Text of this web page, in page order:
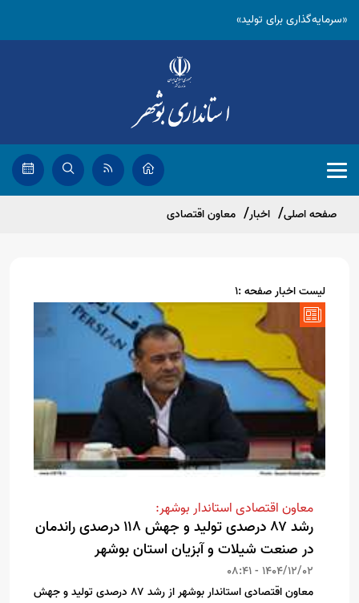
«سرمایه‌گذاری برای تولید»
صفحه اصلی اخبار معاون اقتصادی
لیست اخبار صفحه :1
معاون اقتصادی استاندار بوشهر:
رشد ۸۷ درصدی تولید و جهش ۱۱۸ درصدی راندمان
در صنعت شیلات و آبزیان استان بوشهر
1404/12/02 - 08:41
معاون اقتصادی استاندار بوشهر از رشد ۸۷ درصدی تولید و جهش